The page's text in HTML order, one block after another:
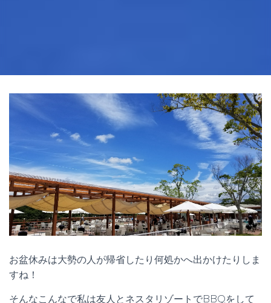
お盆休みは大勢の人が帰省したり何処かへ出かけたりしま
すね！
そんなこんなで私は友人とネスタリゾートでBBQをして